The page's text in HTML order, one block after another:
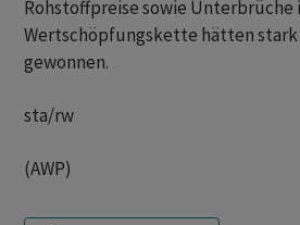
Rohstoffpreise sowie Unterbrüche
Wertschöpfungskette hätten
gewonnen.
sta/rw
(AWP)